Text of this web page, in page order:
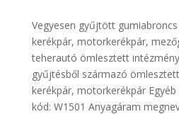
Vegyesen gyűjtött gumiabroncs
kerékpár, motorkerékpár,
teherautó ömlesztett
gyűjtésből származó
kerékpár, motorkerékpár
kód: W1501 Anyagáram